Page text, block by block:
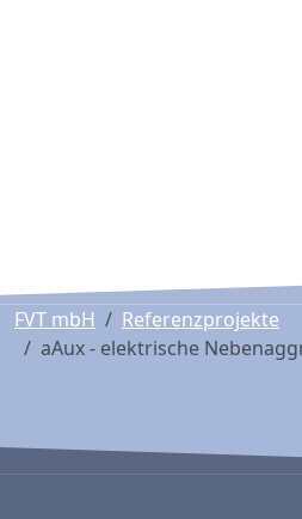
FVT mbH
Referenzprojekte
aAux - elektrische